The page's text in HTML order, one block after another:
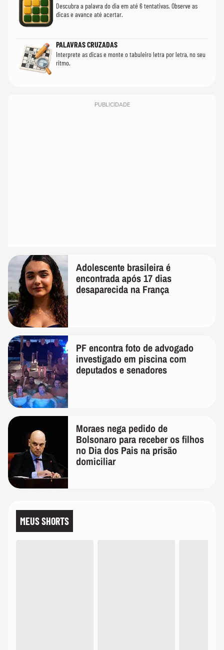
Descubra a palavra do dia em até 6 tentativas. Observe as
dicas e avance até acertar.
PALAVRAS CRUZADAS
Interprete as dicas e monte o tabuleiro letra por letra, no seu
ritmo.
PUBLICIDADE
Adolescente brasileira é
encontrada após 17 dias
desaparecida na França
PF encontra foto de advogado
investigado em piscina com
deputados e senadores
Moraes nega pedido de
Bolsonaro para receber os filhos
no Dia dos Pais na prisão
domiciliar
MEUS SHORTS